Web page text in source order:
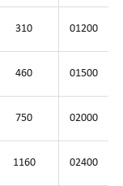
310 01200
460 01500
750 02000
1160 02400